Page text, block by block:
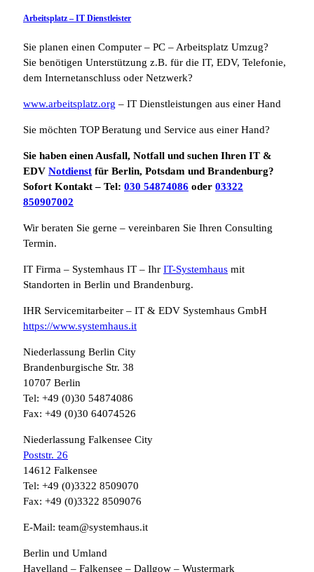
Arbeitsplatz – IT Dienstleister
Sie planen einen Computer – PC – Arbeitsplatz Umzug?
Sie benötigen Unterstützung z.B. für die IT, EDV, Telefonie,
dem Internetanschluss oder Netzwerk?
www.arbeitsplatz.org – IT Dienstleistungen aus einer Hand
Sie möchten TOP Beratung und Service aus einer Hand?
Sie haben einen Ausfall, Notfall und suchen Ihren IT &
EDV Notdienst für Berlin, Potsdam und Brandenburg?
Sofort Kontakt – Tel: 030 54874086 oder 03322
850907002
Wir beraten Sie gerne – vereinbaren Sie Ihren Consulting
Termin.
IT Firma – Systemhaus IT – Ihr IT-Systemhaus mit
Standorten in Berlin und Brandenburg.
IHR Servicemitarbeiter – IT & EDV Systemhaus GmbH
https://www.systemhaus.it
Niederlassung Berlin City
Brandenburgische Str. 38
10707 Berlin
Tel: +49 (0)30 54874086
Fax: +49 (0)30 64074526
Niederlassung Falkensee City
Poststr. 26
14612 Falkensee
Tel: +49 (0)3322 8509070
Fax: +49 (0)3322 8509076
E-Mail: team@systemhaus.it
Berlin und Umland
Havelland – Falkensee – Dallgow – Wustermark